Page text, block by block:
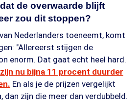
de overwaarde blijft
zou dit stoppen?
Nederlanders toeneemt, komt
"Allereerst stijgen de
enorm. Dat gaat echt heel hard.
nu bijna 11 procent duurder
En als je de prijzen vergelijkt
dan zijn die meer dan verdubbeld.